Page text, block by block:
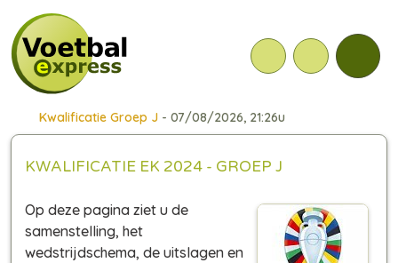
Kwalificatie Groep J- 07/08/2026, 21:26u
KWALIFICATIE EK 2024 - GROEP J
Op deze pagina ziet u de
samenstelling, het
wedstrijdschema, de uitslagen en